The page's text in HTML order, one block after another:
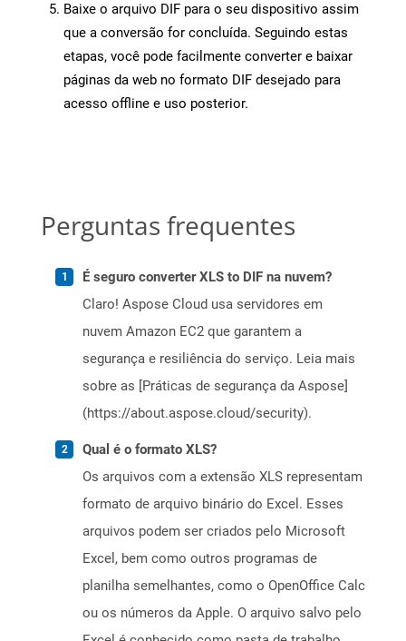
Baixe o arquivo DIF para o seu dispositivo assim
que a conversão for concluída. Seguindo estas
etapas, você pode facilmente converter e baixar
páginas da web no formato DIF desejado para
acesso offline e uso posterior.
Perguntas frequentes
É seguro converter XLS to DIF na nuvem?
Claro! Aspose Cloud usa servidores em
nuvem Amazon EC2 que garantem a
segurança e resiliência do serviço. Leia mais
sobre as [Práticas de segurança da Aspose]
(https://about.aspose.cloud/security).
Qual é o formato XLS?
Os arquivos com a extensão XLS representam
formato de arquivo binário do Excel. Esses
arquivos podem ser criados pelo Microsoft
Excel, bem como outros programas de
planilha semelhantes, como o OpenOffice Calc
ou os números da Apple. O arquivo salvo pelo